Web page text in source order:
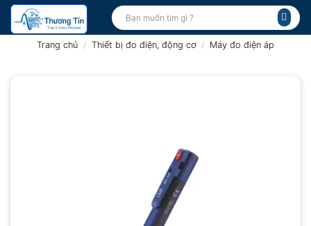
Bỏ
qua
Tìm
kiếm:
Trang chủ / Thiết bị đo điện, động cơ / Máy đo điện áp